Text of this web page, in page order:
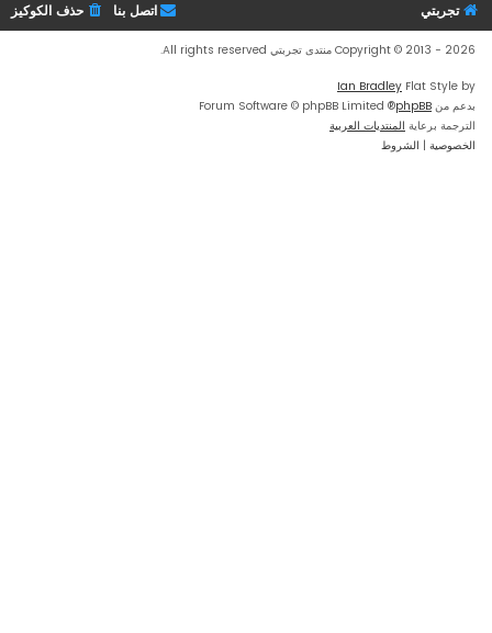
تجربتي حذف الكوكيز اتصل بنا
Copyright © 2013 - 2026 منتدى تجربتي All rights reserved.
Flat Style by
Ian Bradley
بدعم من phpBB
® Forum Software © phpBB Limited
الترجمة برعاية المنتديات العربية
الخصوصية | الشروط